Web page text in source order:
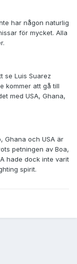
har någon naturlig
för mycket. Alla
se Luis Suarez
kommer att gå till
med USA, Ghana,
Ghana och USA är
petningen av Boa,
hade dock inte varit
spirit.